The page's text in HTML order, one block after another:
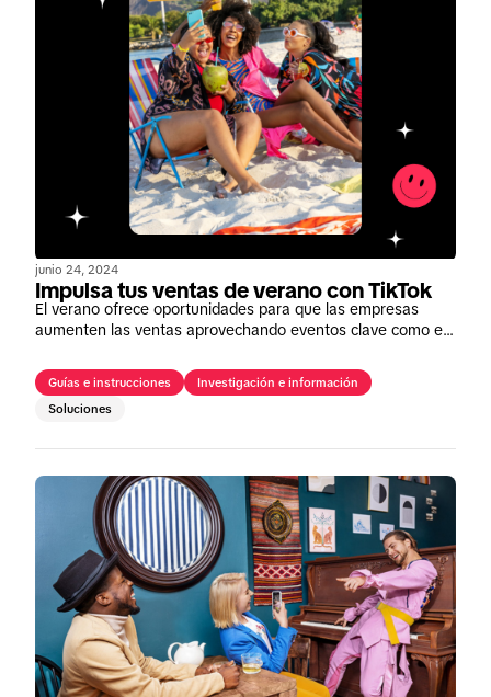
junio 24, 2024
Impulsa tus ventas de verano con TikTok
El verano ofrece oportunidades para que las empresas
aumenten las ventas aprovechando eventos clave como el
con tu audiencia en TikTok a través de contenido creativo,
desafíos virales y anuncios dirigidos para aumentar la
visibilidad de la marca e impulsar las ventas.
Guías e instrucciones
Investigación e información
Soluciones